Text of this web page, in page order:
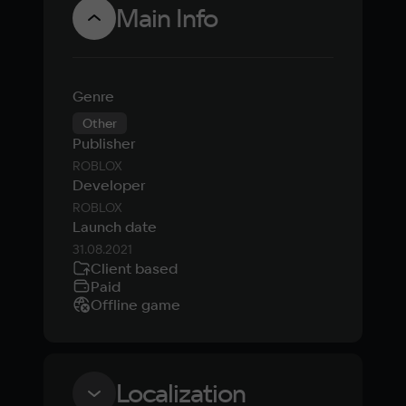
Main Info
Genre
Other
Publisher
ROBLOX
Developer
ROBLOX
Launch date
31.08.2021
Client based
Paid
Offline game
Localization